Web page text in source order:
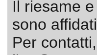
Il riesame
sono
Per